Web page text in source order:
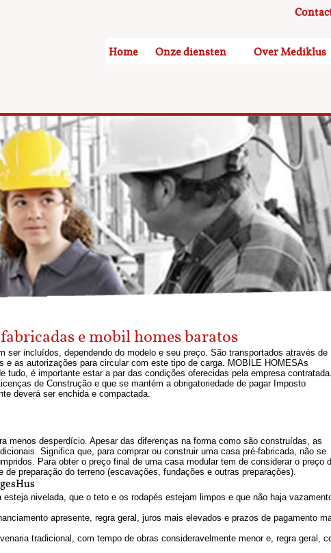
Home Onze diensten Over Mediklus
e mobil homes baratos
ser incluídos, dependendo do modelo e seu preço. São transportados através de
as autorizações para circular com este tipo de carga. MOBILE HOMESAs
é importante estar a par das condições oferecidas pela empresa contratada.
de Construção e que se mantém a obrigatoriedade de pagar Imposto
deverá ser enchida e compactada.
menos desperdício. Apesar das diferenças na forma como são construídas, as
Significa que, para comprar ou construir uma casa pré-fabricada, não se
Para obter o preço final de uma casa modular tem de considerar o preço
preparação do terreno (escavações, fundações e outras preparações).
nivelada, que o teto e os rodapés estejam limpos e que não haja
apresente, regra geral, juros mais elevados e prazos de pagamento
tradicional, com tempo de obras consideravelmente menor e, regra geral,